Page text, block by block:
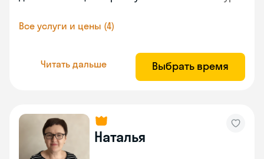
Все услуги и цены (4)
Читать дальше Выбрать время
Наталья